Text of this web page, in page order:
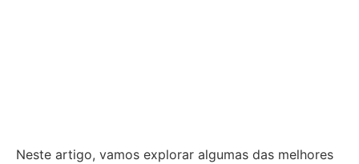
Neste artigo, vamos explorar algumas das melhores